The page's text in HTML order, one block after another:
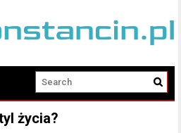
życia?